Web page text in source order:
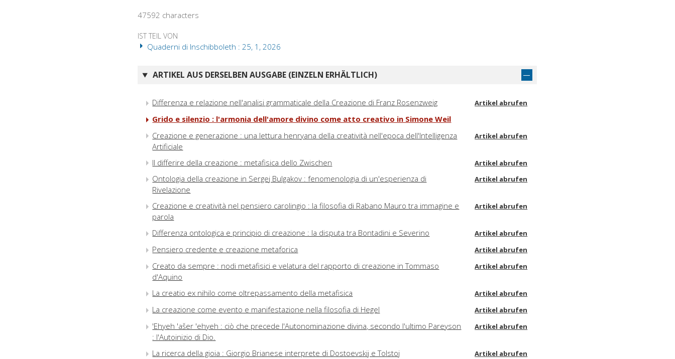
47592 characters
IST TEIL VON
Quaderni di Inschibboleth : 25, 1, 2026
ARTIKEL AUS DERSELBEN AUSGABE (EINZELN ERHÄLTLICH)
Differenza e relazione nell'analisi grammaticale della Creazione di Franz Rosenzweig Artikel abrufen
Grido e silenzio : l'armonia dell'amore divino come atto creativo in Simone Weil
Creazione e generazione : una lettura henryana della creatività nell'epoca dell'Intelligenza
Artificiale
Artikel abrufen
Il differire della creazione : metafisica dello Zwischen Artikel abrufen
Ontologia della creazione in Sergej Bulgakov : fenomenologia di un'esperienza di
Rivelazione
Artikel abrufen
Creazione e creatività nel pensiero carolingio : la filosofia di Rabano Mauro tra immagine e
parola
Artikel abrufen
Differenza ontologica e principio di creazione : la disputa tra Bontadini e Severino Artikel abrufen
Pensiero credente e creazione metaforica Artikel abrufen
Creato da sempre : nodi metafisici e velatura del rapporto di creazione in Tommaso
d'Aquino
Artikel abrufen
La creatio ex nihilo come oltrepassamento della metafisica Artikel abrufen
La creazione come evento e manifestazione nella filosofia di Hegel Artikel abrufen
'Ehyeh 'ašer 'ehyeh : ciò che precede l'Autonominazione divina, secondo l'ultimo Pareyson
: l'Autoinizio di Dio.
Artikel abrufen
La ricerca della gioia : Giorgio Brianese interprete di Dostoevskij e Tolstoj Artikel abrufen